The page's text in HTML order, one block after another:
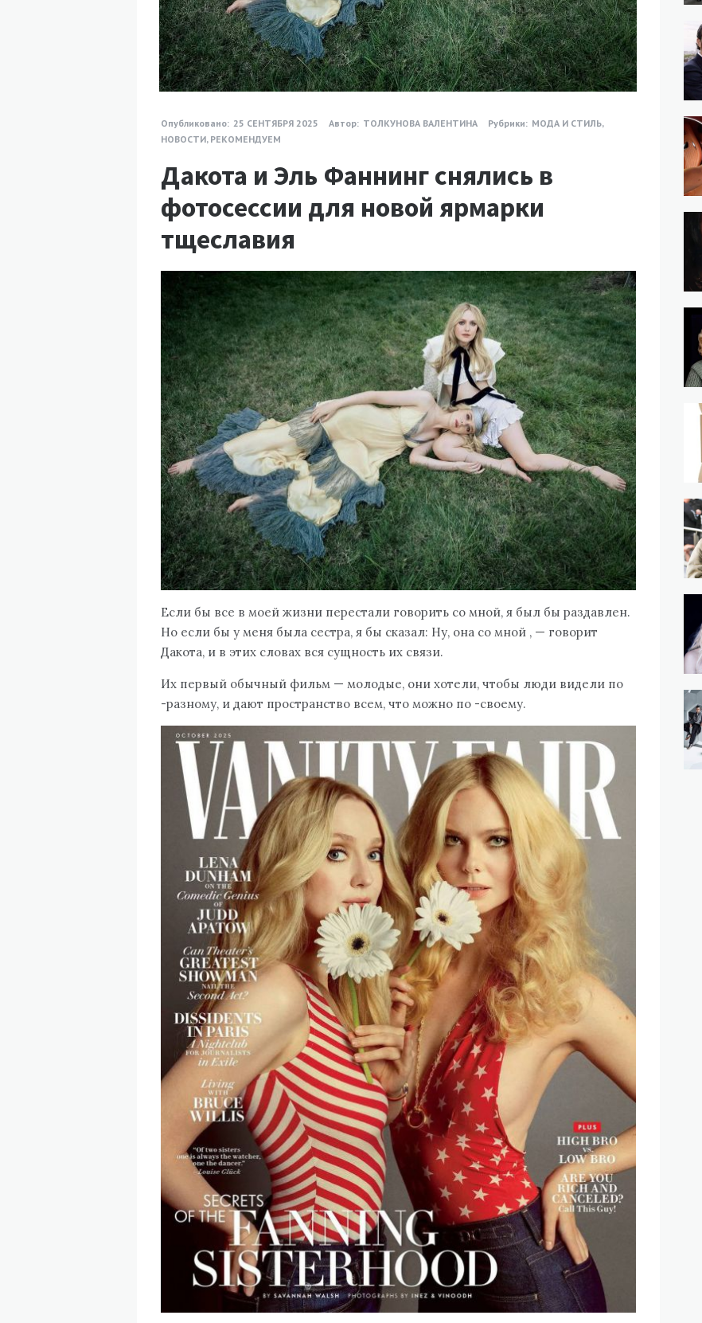
Опубликовано: 25 СЕНТЯБРЯ 2025 Автор: ТОЛКУНОВА ВАЛЕНТИНА Рубрики: МОДА И СТИЛЬ,
НОВОСТИ, РЕКОМЕНДУЕМ
Дакота и Эль Фаннинг снялись в
фотосессии для новой ярмарки
тщеславия
Если бы все в моей жизни перестали говорить со мной, я был бы раздавлен.
Но если бы у меня была сестра, я бы сказал: Ну, она со мной , — говорит
Дакота, и в этих словах вся сущность их связи.
Их первый обычный фильм — молодые, они хотели, чтобы люди видели по
-разному, и дают пространство всем, что можно по -своему.